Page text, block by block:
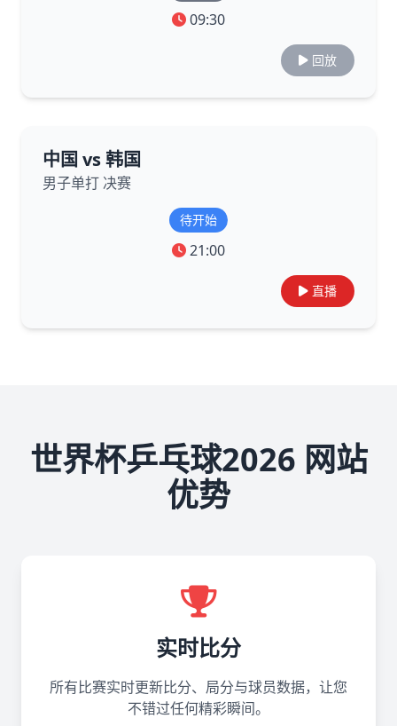
09:30
回放
中国 vs 韩国
男子单打 决赛
待开始
21:00
直播
世界杯乒乓球2026 网站
优势
实时比分
所有比赛实时更新比分、局分与球员数据，让您
不错过任何精彩瞬间。